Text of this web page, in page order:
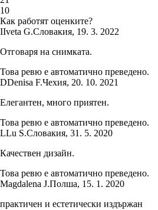
10
Как работят оценките?
IIveta G.Словакия, 19. 3. 2022
Отговаря на снимката.
Това ревю е автоматично преведено.
DDenisa F.Чехия, 20. 10. 2021
Елегантен, много приятен.
Това ревю е автоматично преведено.
LLu S.Словакия, 31. 5. 2020
Качествен дизайн.
Това ревю е автоматично преведено.
Magdalena J.Полша, 15. 1. 2020
практичен и естетически издържан